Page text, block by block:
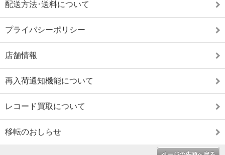
配送方法･送料について
プライバシーポリシー
店舗情報
再入荷通知機能について
レコード買取について
移転のおしらせ